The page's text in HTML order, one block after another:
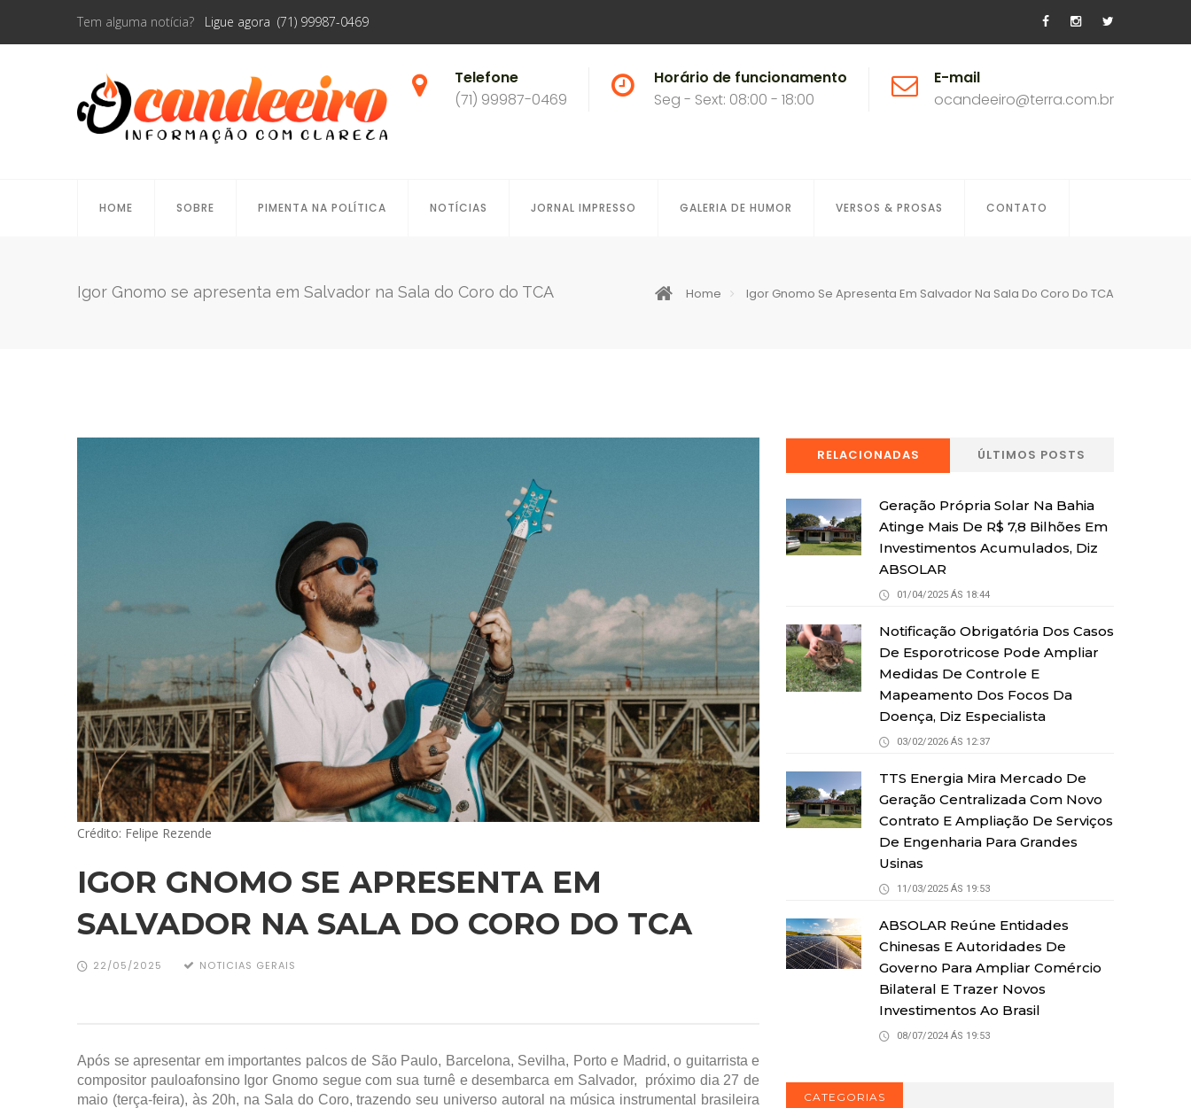
Tem alguma notícia? Ligue agora (71) 99987-0469
Telefone
(71) 99987-0469
Horário de funcionamento
Seg - Sext: 08:00 - 18:00
E-mail
ocandeeiro@terra.com.br
HOME SOBRE PIMENTA NA POLÍTICA NOTÍCIAS JORNAL IMPRESSO GALERIA DE HUMOR VERSOS & PROSAS CONTATO
Igor Gnomo se apresenta em Salvador na Sala do Coro do TCA Home Igor Gnomo Se Apresenta Em Salvador Na Sala Do Coro Do TCA
Crédito: Felipe Rezende
IGOR GNOMO SE APRESENTA EM
SALVADOR NA SALA DO CORO DO TCA
22/05/2025 NOTICIAS GERAIS
Após se apresentar em importantes palcos de São Paulo, Barcelona, Sevilha, Porto e Madrid, o guitarrista e
compositor pauloafonsino Igor Gnomo segue com sua turnê e desembarca em Salvador, próximo dia 27 de
maio (terça-feira), às 20h, na Sala do Coro, trazendo seu universo autoral na música instrumental brasileira
RELACIONADAS ÚLTIMOS POSTS
Geração Própria Solar Na Bahia
Atinge Mais De R$ 7,8 Bilhões Em
Investimentos Acumulados, Diz
ABSOLAR
01/04/2025 ÁS 18:44
Notificação Obrigatória Dos Casos
De Esporotricose Pode Ampliar
Medidas De Controle E
Mapeamento Dos Focos Da
Doença, Diz Especialista
03/02/2026 ÁS 12:37
TTS Energia Mira Mercado De
Geração Centralizada Com Novo
Contrato E Ampliação De Serviços
De Engenharia Para Grandes
Usinas
11/03/2025 ÁS 19:53
ABSOLAR Reúne Entidades
Chinesas E Autoridades De
Governo Para Ampliar Comércio
Bilateral E Trazer Novos
Investimentos Ao Brasil
08/07/2024 ÁS 19:53
CATEGORIAS